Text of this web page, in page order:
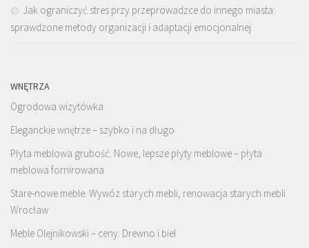
Jak ograniczyć stres przy przeprowadzce do innego miasta:
sprawdzone metody organizacji i adaptacji emocjonalnej
WNĘTRZA
Ogrodowa wizytówka
Eleganckie wnętrze – szybko i na długo
Płyta meblowa grubość. Nowe, lepsze płyty meblowe – płyta
meblowa fornirowana
Stare-nowe meble. Wywóz starych mebli, renowacja starych mebli
Wrocław
Meble Olejnikowski – ceny. Drewno i biel